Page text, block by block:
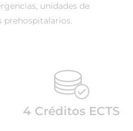
unidades de
prehospitalarios.
4 Créditos ECTS